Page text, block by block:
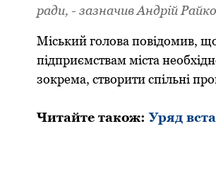
ради, - зазначив Андрій
Міський голова повідомив,
підприємствам міста
зокрема, створити спільні
Читайте також:Уpяд